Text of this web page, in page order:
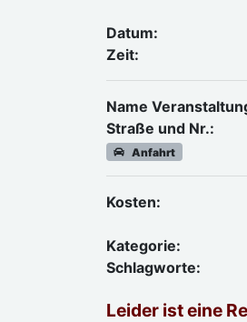
Datum:
Zeit:
Name
Straße und Nr.:
Anfahrt
Kosten:
Kategorie:
Schlagworte:
Leider ist eine